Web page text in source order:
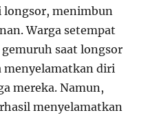
longsor, menimbun
Warga setempat
saat longsor
menyelamatkan diri
mereka. Namun,
menyelamatkan